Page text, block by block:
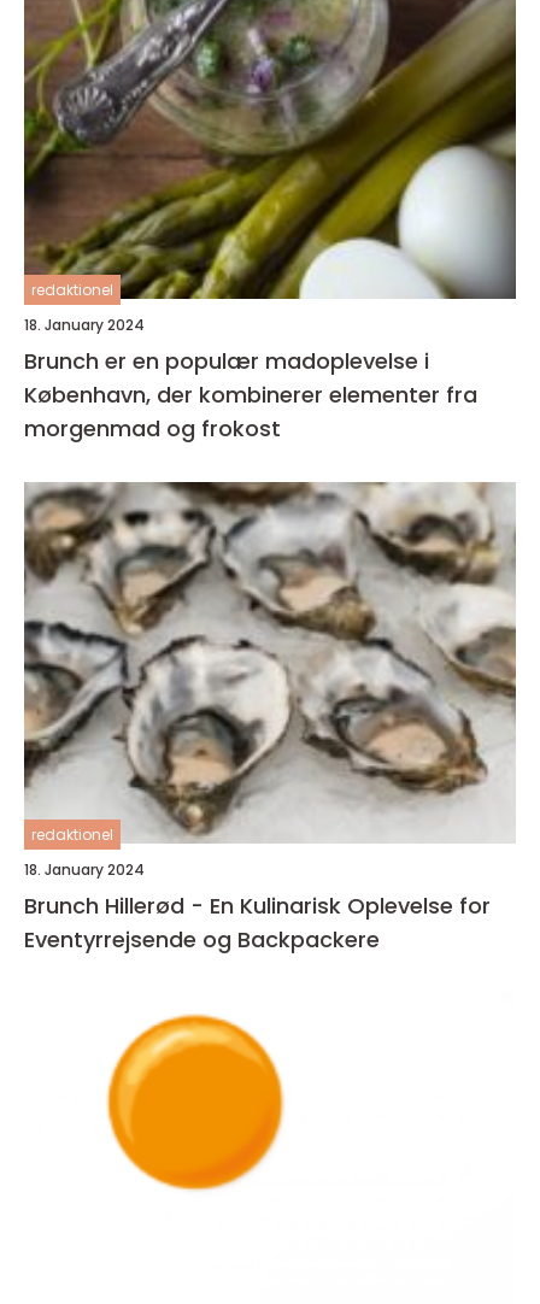
redaktionel
18. January 2024
Brunch er en populær madoplevelse i
København, der kombinerer elementer fra
morgenmad og frokost
redaktionel
18. January 2024
Brunch Hillerød - En Kulinarisk Oplevelse for
Eventyrrejsende og Backpackere